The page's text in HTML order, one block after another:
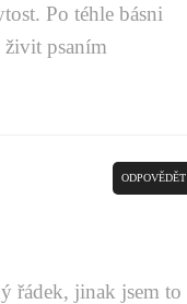
Po téhle básni
živit psaním
ODPOVĚDĚT
řádek, jinak jsem to